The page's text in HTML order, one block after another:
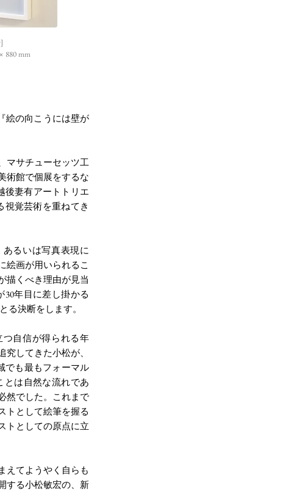
880 mm
絵の向こうには壁が
マサチューセッツ工
術館で個展をするな
後妻有アートトリエ
視覚芸術を重ねてき
あるいは写真表現に
絵画が用いられるこ
描くべき理由が見当
年目に差し掛かる
る決断をします。
自信が得られる年
してきた小松が、
でも最もフォーマル
とは自然な流れであ
然でした。これまで
トとして絵筆を握る
トとしての原点に立
えてようやく自らも
する小松敏宏の、新